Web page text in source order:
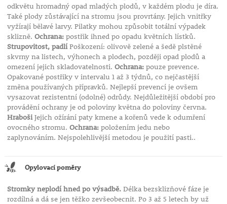
odkvětu hromadný opad mladých plodů, v každém plodu je díra.
Také plody zůstávající na stromu jsou provrtány. Jejich vnitřky
vyžírají bělavé larvy. Pilatky mohou způsobit totální výpadek
sklizně. Ochrana:postřik ihned po opadu květních lístků.
Strupovitost, padlíPoškození: olivově zelené a šedě plstěné
skvrny na listech, výhonech a plodech, později opad plodů a
omezení jejich skladovatelnosti. Ochrana:pouze prevence.
Opakované postřiky v intervalu 1 až 3 týdnů, co nejčastější
změna používaných přípravků. Nejlepší prevencí je ovšem
vysazovat rezistentní (odolné) odrůdy. Nejdůležitější období pro
provádění ochrany je od poloviny května do poloviny června.
HrabošiJejich ožírání paty kmene a kořenů vede k odumření
ovocného stromu. Ochrana:položením jedu nebo
zaplynováním. Nejspolehlivější metodou je použití pasti..
Opylovací poměry
Stromky neplodí hned po výsadbě.Délka bezsklizňové fáze je
rozdílná a dá se jen těžko zevšeobecnit. Po 3 až 5 letech by už